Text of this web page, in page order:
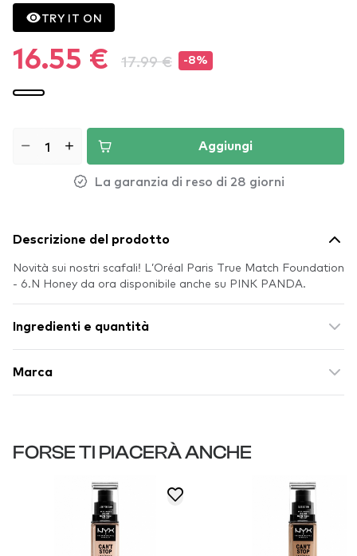
TRY IT ON
16.55 € 17.99 € -8%
Aggiungi
La garanzia di reso di 28 giorni
Descrizione del prodotto
Novità sui nostri scafali! L’Oréal Paris True Match Foundation
- 6.N Honey da ora disponibile anche su PINK PANDA.
Ingredienti e quantità
Marca
FORSE TI PIACERÀ ANCHE